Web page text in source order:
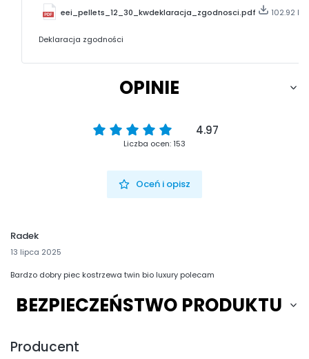
eei_pellets_12_30_kwdeklaracja_zgodnosci.pdf 102.92 kB
Deklaracja zgodności
OPINIE
4.97
Liczba ocen: 153
Oceń i opisz
Radek
13 lipca 2025
Bardzo dobry piec kostrzewa twin bio luxury polecam
BEZPIECZEŃSTWO PRODUKTU
Producent